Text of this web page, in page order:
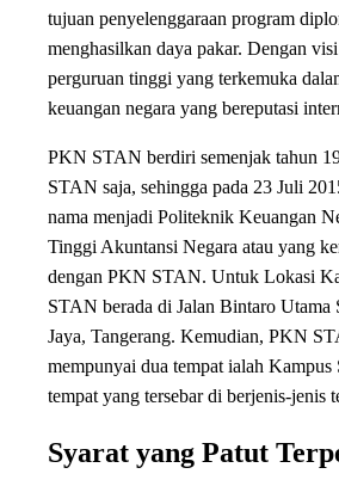
tujuan penyelenggaraan program
menghasilkan daya pakar. Dengan
perguruan tinggi yang terkemuka
keuangan negara yang bereputasi
PKN STAN berdiri semenjak tahun
STAN saja, sehingga pada 23 Juli
nama menjadi Politeknik Keuangan
Tinggi Akuntansi Negara atau yang
dengan PKN STAN. Untuk Lokasi
STAN berada di Jalan Bintaro Utama
Jaya, Tangerang. Kemudian, PKN
mempunyai dua tempat ialah Kampus
tempat yang tersebar di berjenis-jenis
Syarat yang Patut